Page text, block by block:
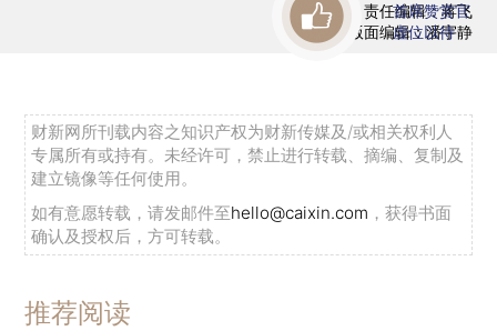
责任编辑：蒋飞
版面编辑：潘宇静
首席赞赏官
虚位以待
财新网所刊载内容之知识产权为财新传媒及/或相关权利人
专属所有或持有。未经许可，禁止进行转载、摘编、复制及
建立镜像等任何使用。
如有意愿转载，请发邮件至hello@caixin.com ，获得书面
确认及授权后，方可转载。
推荐阅读